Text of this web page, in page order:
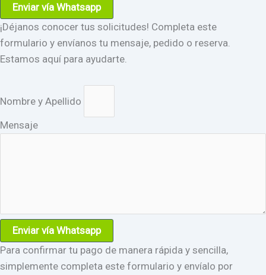
Enviar vía Whatsapp
¡Déjanos conocer tus solicitudes! Completa este
formulario y envíanos tu mensaje, pedido o reserva.
Estamos aquí para ayudarte.
Nombre y Apellido
Mensaje
Enviar vía Whatsapp
Para confirmar tu pago de manera rápida y sencilla,
simplemente completa este formulario y envíalo por